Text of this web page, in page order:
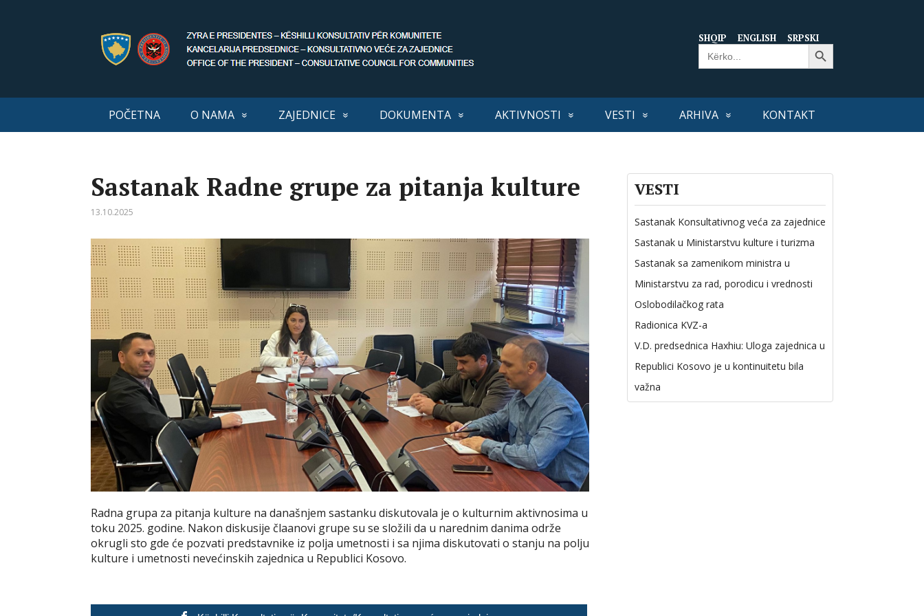
SHQIP ENGLISH SRPSKI
Search
for:
Search Button
POČETNA O NAMA ZAJEDNICE DOKUMENTA AKTIVNOSTI VESTI ARHIVA KONTAKT
Sastanak Radne grupe za pitanja kulture
13.10.2025
Radna grupa za pitanja kulture na današnjem sastanku diskutovala je o kulturnim aktivnosima u
toku 2025. godine. Nakon diskusije člaanovi grupe su se složili da u narednim danima održe
okrugli sto gde će pozvati predstavnike iz polja umetnosti i sa njima diskutovati o stanju na polju
kulture i umetnosti nevećinskih zajednica u Republici Kosovo.
VESTI
Sastanak Konsultativnog veća za zajednice
Sastanak u Ministarstvu kulture i turizma
Sastanak sa zamenikom ministra u
Ministarstvu za rad, porodicu i vrednosti
Oslobodilačkog rata
Radionica KVZ-a
V.D. predsednica Haxhiu: Uloga zajednica u
Republici Kosovo je u kontinuitetu bila
važna